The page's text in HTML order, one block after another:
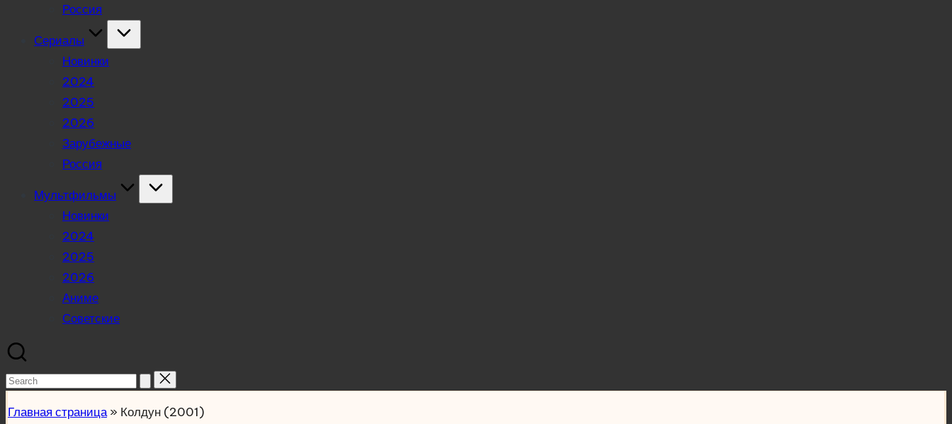
Россия
Сериалы
Новинки
2024
2025
2026
Зарубежные
Россия
Мультфильмы
Новинки
2024
2025
2026
Аниме
Советские
Search
Главная страница» Колдун (2001)